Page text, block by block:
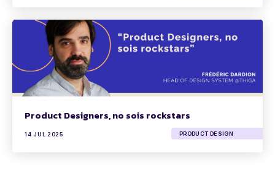
Product Designers, no sois rockstars
14 JUL 2025 PRODUCT DESIGN